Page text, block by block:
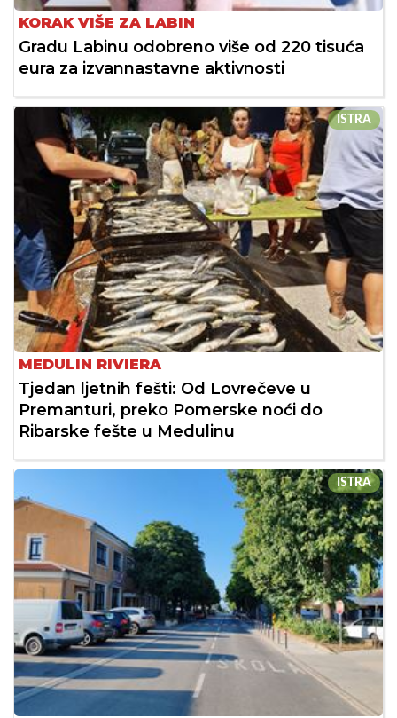
KORAK VIŠE ZA LABIN
Gradu Labinu odobreno više od 220 tisuća
eura za izvannastavne aktivnosti
ISTRA
MEDULIN RIVIERA
Tjedan ljetnih fešti: Od Lovrečeve u
Premanturi, preko Pomerske noći do
Ribarske fešte u Medulinu
ISTRA